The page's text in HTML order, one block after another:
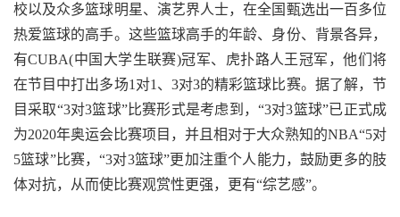
校以及众多篮球明星、演艺界人士，在全国甄选出一百多位
热爱篮球的高手。这些篮球高手的年龄、身份、背景各异，
有CUBA(中国大学生联赛)冠军、虎扑路人王冠军，他们将
在节目中打出多场1对1、3对3的精彩篮球比赛。据了解，节
目采取“3对3篮球”比赛形式是考虑到，“3对3篮球”已正式成
为2020年奥运会比赛项目，并且相对于大众熟知的NBA“5对
5篮球”比赛，“3对3篮球”更加注重个人能力，鼓励更多的肢
体对抗，从而使比赛观赏性更强，更有“综艺感”。